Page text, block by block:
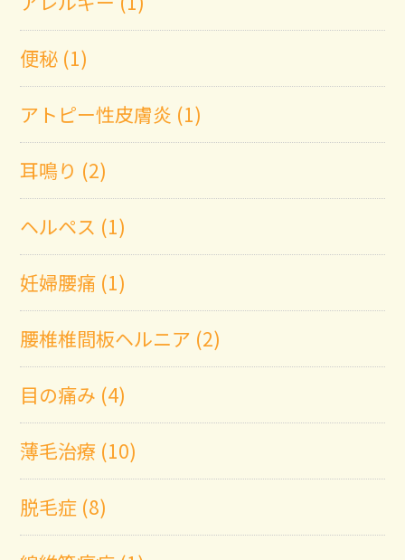
便秘 (1)
アトピー性皮膚炎 (1)
耳鳴り (2)
ヘルペス (1)
妊婦腰痛 (1)
腰椎椎間板ヘルニア (2)
目の痛み (4)
薄毛治療 (10)
脱毛症 (8)